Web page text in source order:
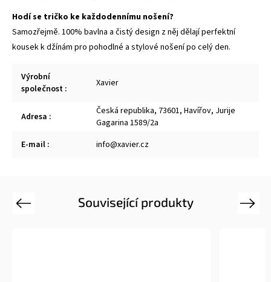
Hodí se tričko ke každodennímu nošení?
Samozřejmě. 100% bavlna a čistý design z něj dělají perfektní
kousek k džínám pro pohodlné a stylové nošení po celý den.
Výrobní
společnost : Xavier
Adresa :
Česká republika, 73601, Havířov, Jurije
Gagarina 1589/2a
E-mail : info@xavier.cz
Související produkty
Previous Next